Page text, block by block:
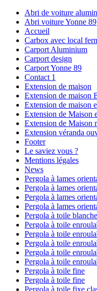
Abri de voiture
Abri voiture Yonne 89
Accueil
Carbox avec local
Carport Aluminium
Carport design
Carport Yonne 89
Contact 1
Extension de maison
Extension de maison
Extension de maison
Extension de Maison
Extension de Maison
Extension véranda
Footer
Le saviez vous ?
Mentions légales
News
Pergola à lames
Pergola à lames
Pergola à lames
Pergola à lames
Pergola à toile blanche
Pergola à toile
Pergola à toile
Pergola à toile
Pergola à toile
Pergola à toile
Pergola à toile fine
Pergola à toile fine
Pergola à toile fixe